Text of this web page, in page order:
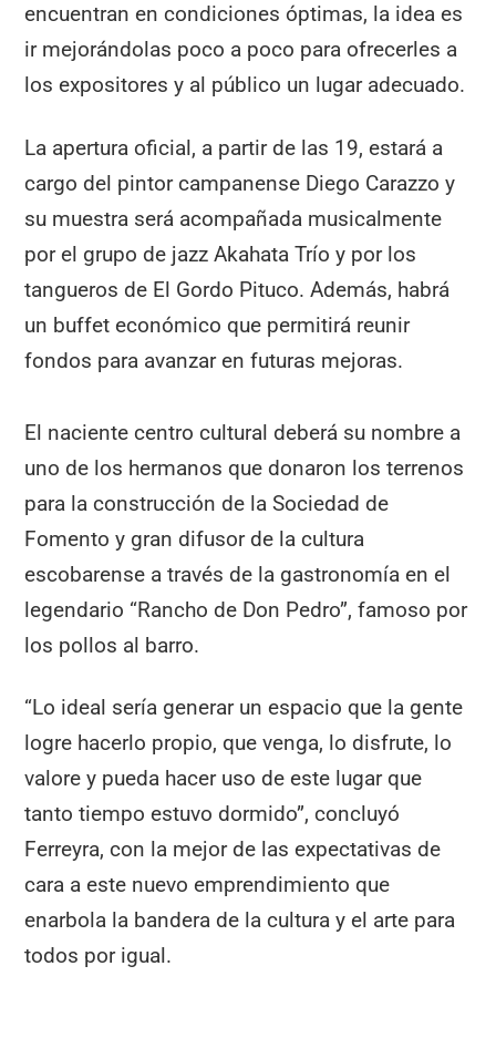
encuentran en condiciones óptimas, la idea es
ir mejorándolas poco a poco para ofrecerles a
los expositores y al público un lugar adecuado.
La apertura oficial, a partir de las 19, estará a
cargo del pintor campanense Diego Carazzo y
su muestra será acompañada musicalmente
por el grupo de jazz Akahata Trío y por los
tangueros de El Gordo Pituco. Además, habrá
un buffet económico que permitirá reunir
fondos para avanzar en futuras mejoras.
El naciente centro cultural deberá su nombre a
uno de los hermanos que donaron los terrenos
para la construcción de la Sociedad de
Fomento y gran difusor de la cultura
escobarense a través de la gastronomía en el
legendario “Rancho de Don Pedro”, famoso por
los pollos al barro.
“Lo ideal sería generar un espacio que la gente
logre hacerlo propio, que venga, lo disfrute, lo
valore y pueda hacer uso de este lugar que
tanto tiempo estuvo dormido”, concluyó
Ferreyra, con la mejor de las expectativas de
cara a este nuevo emprendimiento que
enarbola la bandera de la cultura y el arte para
todos por igual.